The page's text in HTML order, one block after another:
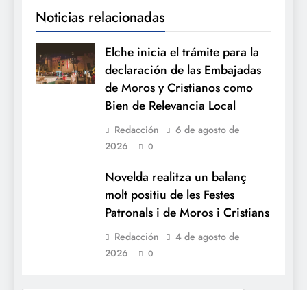
Noticias relacionadas
Elche inicia el trámite para la
declaración de las Embajadas
de Moros y Cristianos como
Bien de Relevancia Local
Redacción
6 de agosto de
2026
0
Novelda realitza un balanç
molt positiu de les Festes
Patronals i de Moros i Cristians
Redacción
4 de agosto de
2026
0